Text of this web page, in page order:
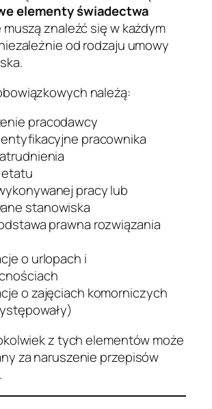
elementy świadectwa
znaleźć się w każdym
od rodzaju umowy
należą:
pracodawcy
pracownika
pracy lub
stanowiska
prawna rozwiązania
o urlopach i
o zajęciach komorniczych
z tych elementów może
za naruszenie przepisów